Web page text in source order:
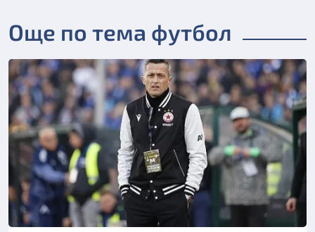
Още по тема футбол